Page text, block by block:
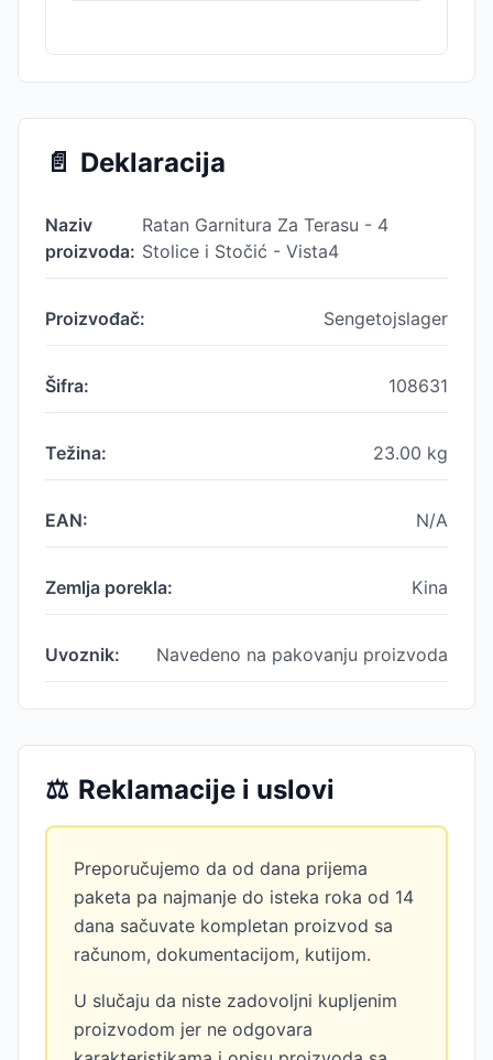
📄 Deklaracija
Naziv
proizvoda:
Ratan Garnitura Za Terasu - 4
Stolice i Stočić - Vista4
Proizvođač: Sengetojslager
Šifra: 108631
Težina: 23.00 kg
EAN: N/A
Zemlja porekla: Kina
Uvoznik: Navedeno na pakovanju proizvoda
⚖️ Reklamacije i uslovi
Preporučujemo da od dana prijema
paketa pa najmanje do isteka roka od 14
dana sačuvate kompletan proizvod sa
računom, dokumentacijom, kutijom.
U slučaju da niste zadovoljni kupljenim
proizvodom jer ne odgovara